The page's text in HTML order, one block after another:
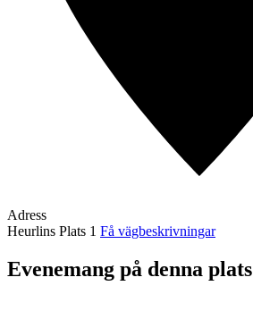
Adress
Heurlins Plats 1 Få vägbeskrivningar
Evenemang på denna plats